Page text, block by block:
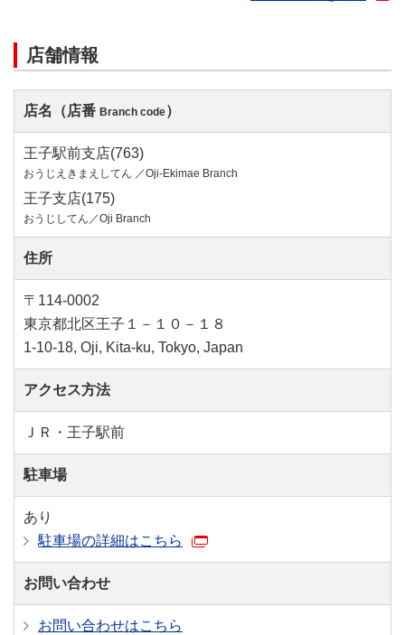
店舗情報
店名（店番 Branch code）
王子駅前支店(763)
おうじえきまえしてん ／Oji-Ekimae Branch
王子支店(175)
おうじしてん／Oji Branch
住所
〒114-0002
東京都北区王子１－１０－１８
1-10-18, Oji, Kita-ku, Tokyo, Japan
アクセス方法
ＪＲ・王子駅前
駐車場
あり
駐車場の詳細はこちら
お問い合わせ
お問い合わせはこちら